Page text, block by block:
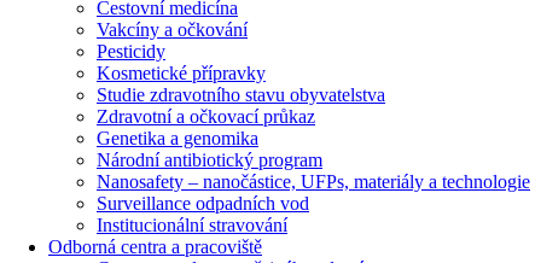
Cestovní medicína
Vakcíny a očkování
Pesticidy
Kosmetické přípravky
Studie zdravotního stavu obyvatelstva
Zdravotní a očkovací průkaz
Genetika a genomika
Národní antibiotický program
Nanosafety – nanočástice, UFPs, materiály a technologie
Surveillance odpadních vod
Institucionální stravování
Odborná centra a pracoviště